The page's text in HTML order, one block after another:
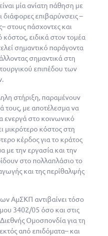
μία ανίατη πάθηση με
διάφορες επιβαρύνσεις –
στους πάσχοντες και
ειδικά στον τομέα
σημαντικό παράγοντα
σημαντικά στη
επιπέδου των
στήριξη, παραμένουν
τους, με αποτέλεσμα να
ενεργά στο κοινωνικό
μικρότερο κόστος στη
κέρδος για το κράτος
με την εργασία και την
στο πολλαπλάσιο το
και της περίθαλψής
ΑμΣΚΠ αντιβαίνει τόσο
3402/05 όσο και στις
Ομοσπονδία για τη
από επιδόματα– και